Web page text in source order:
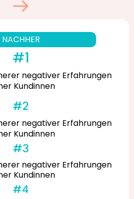
NACHHER
negativer Erfahrungen
Kundinnen
negativer Erfahrungen
Kundinnen
negativer Erfahrungen
Kundinnen